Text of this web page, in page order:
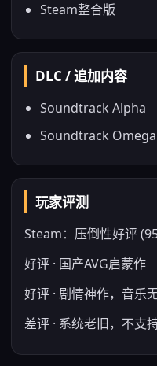
Steam整合版
DLC / 追加内容
Soundtrack Alpha
Soundtrack Omega
玩家评测
Steam：压倒性好评
好评 · 国产AVG启蒙作
好评 · 剧情神作，音乐
差评 · 系统老旧，不支